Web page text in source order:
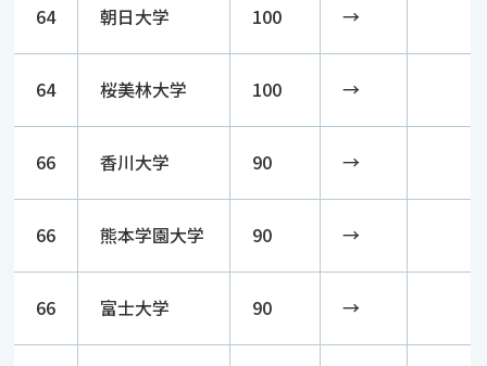
64 朝日大学 100 →
64 桜美林大学 100 →
66 香川大学 90 →
66 熊本学園大学 90 →
66 富士大学 90 →